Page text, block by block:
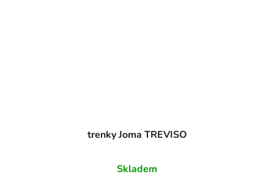
trenky Joma TREVISO
Skladem